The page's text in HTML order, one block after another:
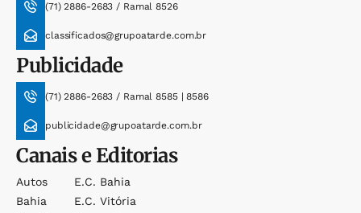
(71) 2886-2683 / Ramal 8526
classificados@grupoatarde.com.br
Publicidade
(71) 2886-2683 / Ramal 8585 | 8586
publicidade@grupoatarde.com.br
Canais e Editorias
Autos
Bahia
E.c. Bahia
E.c. Vitória